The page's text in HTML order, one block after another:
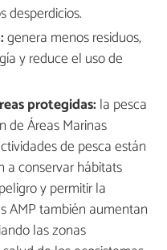
desperdicios.
genera menos residuos,
y reduce el uso de
protegidas: la pesca
de Áreas Marinas
de pesca están
a conservar hábitats
y permitir la
AMP también aumentan
las zonas